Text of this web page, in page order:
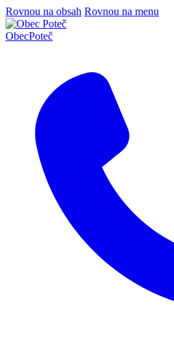
Rovnou na obsah Rovnou na menu
ObecPoteč